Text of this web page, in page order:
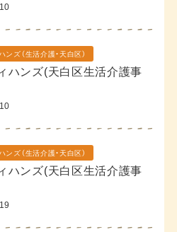
ンズ（生活介護・天白区）
ハンズ(天白区生活介護事
ンズ（生活介護・天白区）
ハンズ(天白区生活介護事